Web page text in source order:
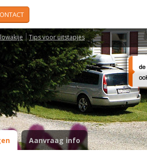
Tips voor uitstapjes
Aanvraag info